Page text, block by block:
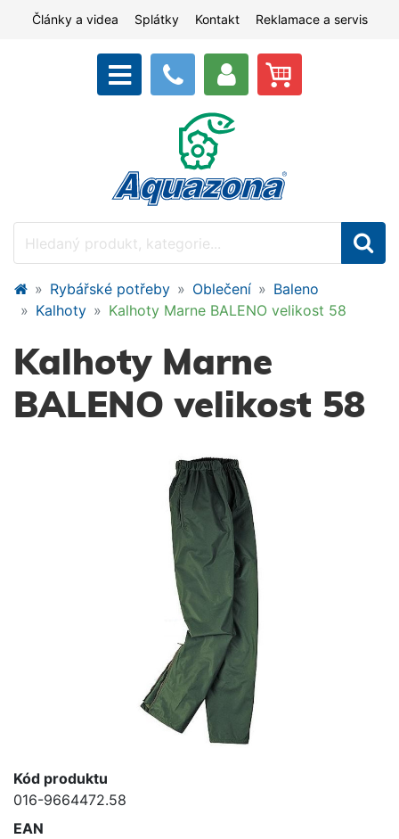
Články a videa Splátky Kontakt Reklamace a servis
Rybářské potřeby Oblečení
Baleno
Kalhoty
Kalhoty Marne BALENO velikost 58
Kalhoty Marne
BALENO velikost 58
Kód produktu
016-9664472.58
EAN